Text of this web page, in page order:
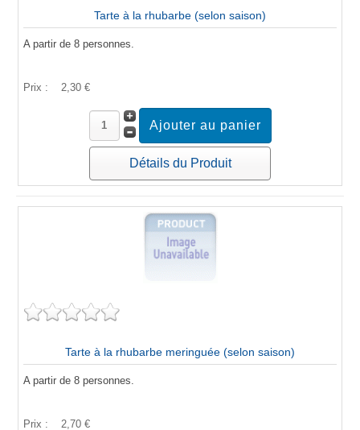
Tarte à la rhubarbe (selon saison)
A partir de 8 personnes.
Prix : 2,30 €
Détails du Produit
Tarte à la rhubarbe meringuée (selon saison)
A partir de 8 personnes.
Prix : 2,70 €